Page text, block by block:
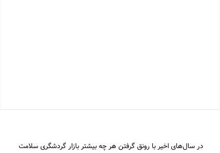
در سال­‌های اخیر با رونق گرفتن هر چه بیشتر بازار گردشگری سلامت